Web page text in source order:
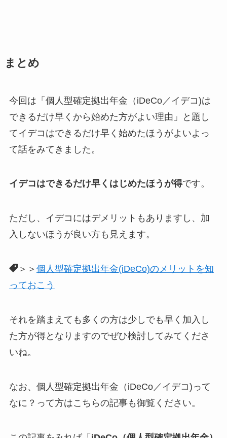
まとめ
今回は「個人型確定拠出年金（iDeCo／イデコ)は
できるだけ早くから始めた方がよい理由」と題し
てイデコはできるだけ早く始めたほうがよいよっ
て話をみてきました。
イデコはできるだけ早くはじめたほうが得です。
ただし、イデコにはデメリットもありますし、加
入しないほうが良い方も見えます。
＞＞ 個人型確定拠出年金(iDeCo)のメリットを知
っておこう
それを踏まえても多くの方は少しでも早く加入し
た方が得となりますのでぜひ検討してみてくださ
いね。
なお、個人型確定拠出年金（iDeCo／イデコ)って
なに？って方はこちらの記事も御覧ください。